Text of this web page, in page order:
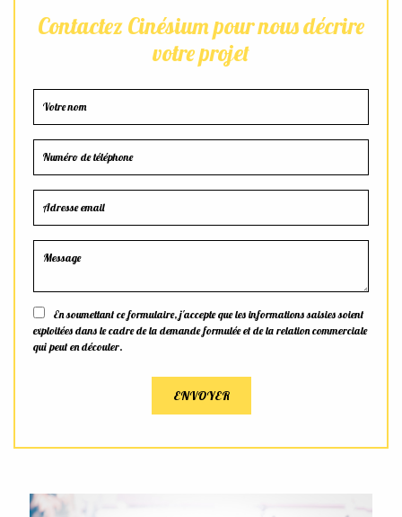
Contactez Cinésium pour nous décrire
votre projet
En soumettant ce formulaire, j'accepte que les informations saisies soient
exploitées dans le cadre de la demande formulée et de la relation commerciale
qui peut en découler.